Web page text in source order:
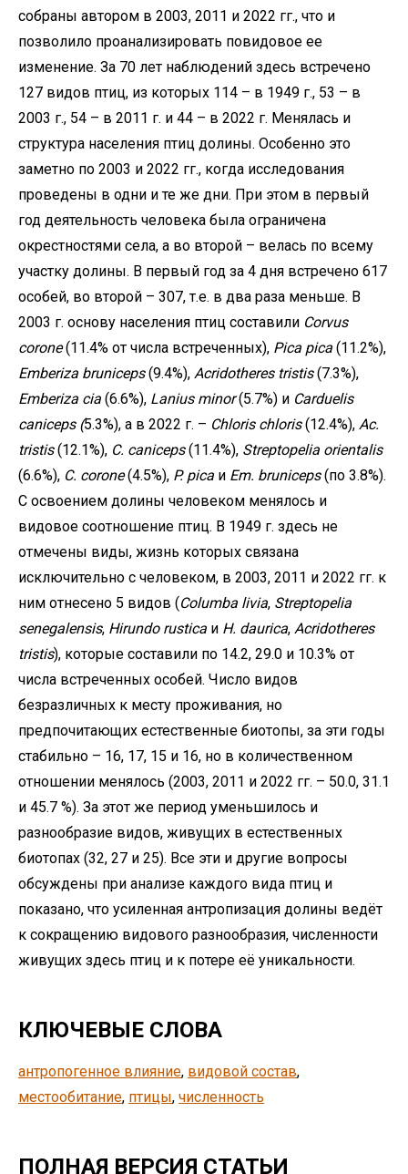
собраны автором в 2003, 2011 и 2022 гг., что и
позволило проанализировать повидовое ее
изменение. За 70 лет наблюдений здесь встречено
127 видов птиц, из которых 114 – в 1949 г., 53 – в
2003 г., 54 – в 2011 г. и 44 – в 2022 г. Менялась и
структура населения птиц долины. Особенно это
заметно по 2003 и 2022 гг., когда исследования
проведены в одни и те же дни. При этом в первый
год деятельность человека была ограничена
окрестностями села, а во второй – велась по всему
участку долины. В первый год за 4 дня встречено 617
особей, во второй – 307, т.е. в два раза меньше. В
2003 г. основу населения птиц составили Corvus
corone(11.4% от числа встреченных), Pica pica (11.2%),
Emberiza bruniceps(9.4%), Acridotheres tristis(7.3%),
Emberiza cia (6.6%), Lanius minor(5.7%) и Carduelis
caniceps (5.3%), а в 2022 г. – Chloris chloris(12.4%), Ac.
tristis(12.1%), C. caniceps(11.4%), Streptopelia orientalis
(6.6%), C. corone(4.5%), P. pica и Em. bruniceps(по 3.8%).
С освоением долины человеком менялось и
видовое соотношение птиц. В 1949 г. здесь не
отмечены виды, жизнь которых связана
исключительно с человеком, в 2003, 2011 и 2022 гг. к
ним отнесено 5 видов (Columba livia, Streptopelia
senegalensis, Hirundo rustica и H. daurica, Acridotheres
tristis), которые составили по 14.2, 29.0 и 10.3% от
числа встреченных особей. Число видов
безразличных к месту проживания, но
предпочитающих естественные биотопы, за эти годы
стабильно – 16, 17, 15 и 16, но в количественном
отношении менялось (2003, 2011 и 2022 гг. – 50.0, 31.1
и 45.7 %). За этот же период уменьшилось и
разнообразие видов, живущих в естественных
биотопах (32, 27 и 25). Все эти и другие вопросы
обсуждены при анализе каждого вида птиц и
показано, что усиленная антропизация долины ведёт
к сокращению видового разнообразия, численности
живущих здесь птиц и к потере её уникальности.
КЛЮЧЕВЫЕ СЛОВА
антропогенное влияние, видовой состав
местообитание, птицы, численность
ПОЛНАЯ ВЕРСИЯ СТАТЬИ